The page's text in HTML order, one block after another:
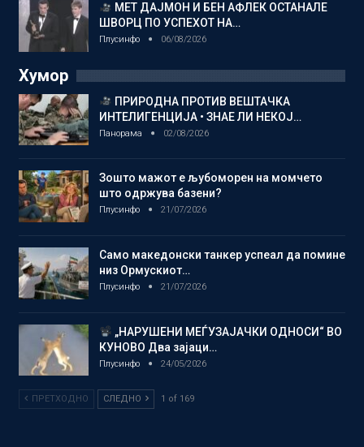
МЕТ ДАЈМОН И БЕН АФЛЕК ОСТАНАЛЕ
ШВОРЦ ПО УСПЕХОТ НА…
Плусинфо 06/08/2026
Хумор
ПРИРОДНА ПРОТИВ ВЕШТАЧКА
ИНТЕЛИГЕНЦИЈА • ЗНАЕ ЛИ НЕКОЈ…
Панорама 02/08/2026
Зошто мажот е љубоморен на момчето
што одржува базени?
Плусинфо 21/07/2026
Само македонски танкер успеал да помине
низ Ормускиот…
Плусинфо 21/07/2026
„НАРУШЕНИ МЕЃУЗАЈАЧКИ ОДНОСИ“ ВО
КУНОВО Два зајаци…
Плусинфо 24/05/2026
ПРЕТХОДНО СЛЕДНО 1 of 169